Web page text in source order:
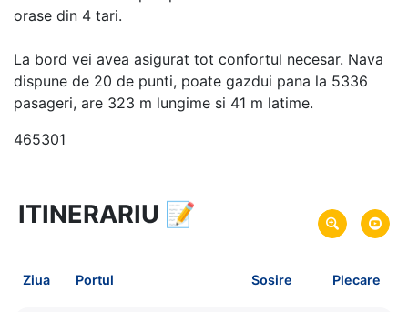
orase din 4 tari.
La bord vei avea asigurat tot confortul necesar. Nava
dispune de 20 de punti, poate gazdui pana la 5336
pasageri, are 323 m lungime si 41 m latime.
465301
8 zile vacanta de croaziera in
Marea Mediterana de Vest -
Plecare pe 21 Iul 2027 din Napoli, Italia
ITINERARIU 📝
Ziua Portul Sosire Plecare